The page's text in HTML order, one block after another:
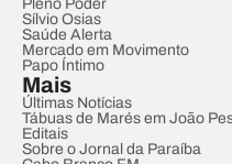
Pleno Poder
Sílvio Osias
Saúde Alerta
Mercado em Movimento
Papo Íntimo
Mais
Últimas Notícias
Tábuas de Marés em João
Editais
Sobre o Jornal da Paraíba